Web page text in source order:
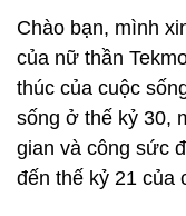
Chào bạn, mình
của nữ thần
thúc của cuộc
sống ở thế kỷ 30,
gian và công sức
đến thế kỷ 21 của